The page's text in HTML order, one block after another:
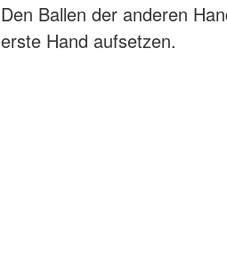
Den Ballen der anderen
erste Hand aufsetzen.